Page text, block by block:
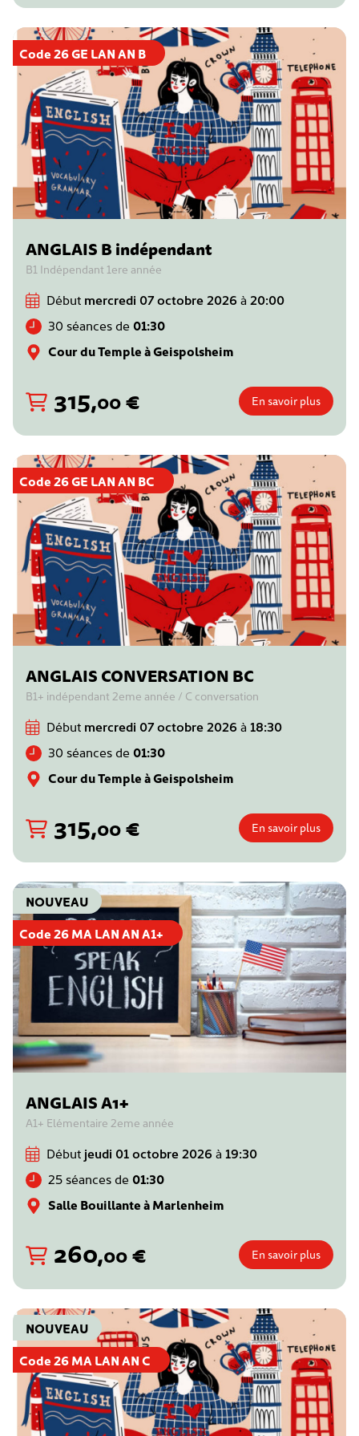
Code 26 GE LAN AN B
ANGLAIS B indépendant
B1 Indépendant 1ere année
Début mercredi 07 octobre 2026 à 20:00
30 séances de 01:30
Cour du Temple à Geispolsheim
315,00€ En savoir plus
Code 26 GE LAN AN BC
ANGLAIS CONVERSATION BC
B1+ indépendant 2eme année / C conversation
Début mercredi 07 octobre 2026 à 18:30
30 séances de 01:30
Cour du Temple à Geispolsheim
315,00€ En savoir plus
Code 26 MA LAN AN A1+
NOUVEAU
ANGLAIS A1+
A1+ Elémentaire 2eme année
Début jeudi 01 octobre 2026 à 19:30
25 séances de 01:30
Salle Bouillante à Marlenheim
260,00€ En savoir plus
Code 26 MA LAN AN C
NOUVEAU